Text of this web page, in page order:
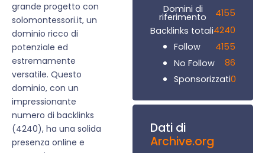
grande progetto con
solomontessori.it, un
dominio ricco di
potenziale ed
estremamente
versatile. Questo
dominio, con un
impressionante
numero di backlinks
(4240), ha una solida
presenza online e
Domini di
riferimento
4155
Backlinks totali4240
Follow
4155
No Follow
86
Sponsorizzati0
Dati di
Archive.org